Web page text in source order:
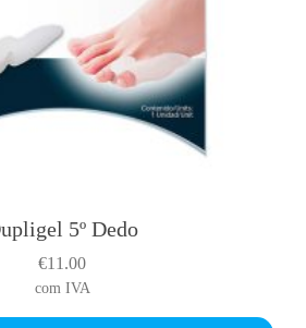
5º Dedo
€11.00
com IVA